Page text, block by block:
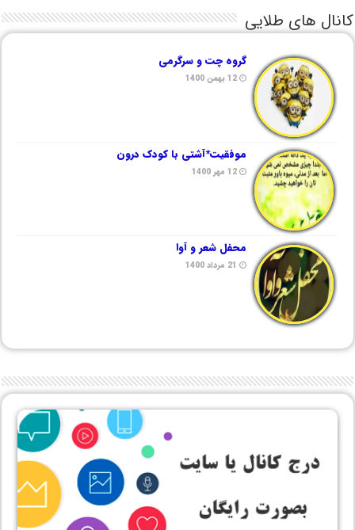
کانال های طلایی
گروه چت و سرگرمی
12 بهمن 1400
موفقیت*آشتی با کودک درون
12 مهر 1400
محفل شعر و آوا
21 مرداد 1400